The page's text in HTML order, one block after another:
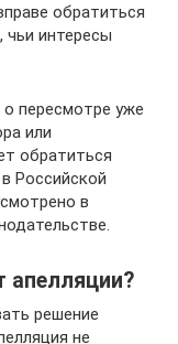
обратиться
чьи интересы
пересмотре уже
или
обратиться
Российской
в
апелляции?
решение
не